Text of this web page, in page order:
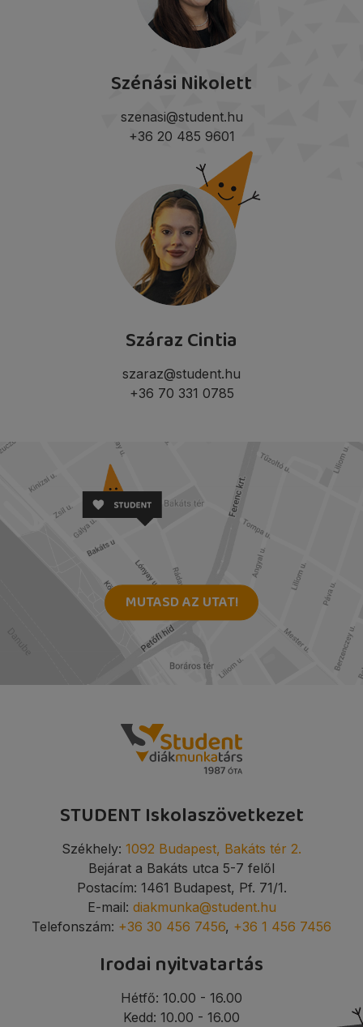
Szénási Nikolett
szenasi@student.hu
+36 20 485 9601
Száraz Cintia
szaraz@student.hu
+36 70 331 0785
MUTASD AZ UTAT!
STUDENT Iskolaszövetkezet
Székhely: 1092 Budapest, Bakáts tér 2.
Bejárat a Bakáts utca 5-7 felől
Postacím: 1461 Budapest, Pf. 71/1.
E-mail: diakmunka@student.hu
Telefonszám: +36 30 456 7456, +36 1 456 7456
Irodai nyitvatartás
Hétfő: 10.00 - 16.00
Kedd: 10.00 - 16.00